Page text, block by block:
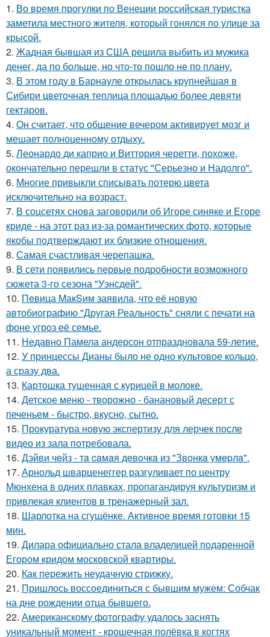
1. Во время прогулки по Венеции российская туристка
заметила местного жителя, который гонялся по улице за
крысой.
2. Жадная бывшая из США решила выбить из мужика
денег, да по больше, но что-то пошло не по плану.
3. В этом году в Барнауле открылась крупнейшая в
Сибири цветочная теплица площадью более девяти
гектаров.
4. Он считает, что общение вечером активирует мозг и
мешает полноценному отдыху.
5. Леонардо ди каприо и Виттория черетти, похоже,
окончательно перешли в статус "Серьезно и Надолго".
6. Многие привыкли списывать потерю цвета
исключительно на возраст.
7. В соцсетях снова заговорили об Игоре синяке и Егоре
криде - на этот раз из-за романтических фото, которые
якобы подтверждают их близкие отношения.
8. Самая счастливая черепашка.
9. В сети появились первые подробности возможного
сюжета 3-го сезона "Уэнсдей".
10. Пeвица MакSим заявила, что её новую
автобиографию "Другая Реальность" сняли с печати на
фоне угроз её семье.
11. Недавно Памела андерсон отпраздновала 59-летие.
12. У принцессы Дианы было не одно культовое кольцо,
а сразу два.
13. Картошка тушенная с курицей в молоке.
14. Детское меню - творожно - банановый десерт с
печеньем - быстро, вкусно, сытно.
15. Прокуратура новую экспертизу для лерчек после
видео из зала потребовала.
16. Дэйви чeйз - тa caмaя дeвoчкa из "Звoнкa умepлa".
17. Арнольд шварценеггер разгуливает по центру
Мюнхена в одних плавках, пропагандируя культуризм и
привлекая клиентов в тренажерный зал.
18. Шарлотка на сгущёнке. Активное время готовки 15
мин.
19. Дилара официально стала владелицей подаренной
Егором кридом московской квартиры.
20. Как пережить неудачную стрижку.
21. Пришлось воссоединиться с бывшим мужем: Собчак
на дне рождении отца бывшего.
22. Американскому фотографу удалось заснять
уникальный момент - крошечная полёвка в когтях